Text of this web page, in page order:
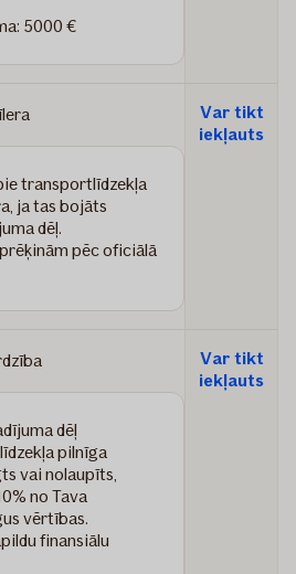
5000 €
transportlīdzekļa
ja tas bojāts
dēļ.
pēc oficiālā
Var tikt
iekļauts
dēļ
pilnīga
vai nolaupīts,
no Tava
vērtības.
finansiālu
Var tikt
iekļauts